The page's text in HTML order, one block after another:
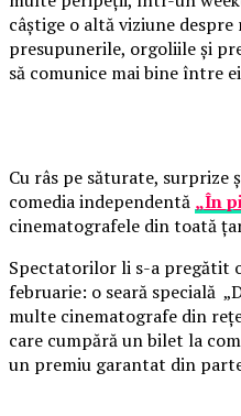
câștige o altă viziune
presupunerile, orgoliile și
să comunice mai bine între
Cu râs pe săturate, surprize
comedia independentă „În
cinematografele din toată
Spectatorilor li s-a pregătit
februarie: o seară specială
multe cinematografe din
care cumpără un bilet la
un premiu garantat din